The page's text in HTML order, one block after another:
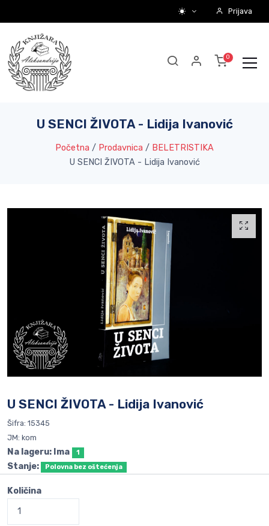
Prijava
U SENCI ŽIVOTA - Lidija Ivanović
Početna / Prodavnica / BELETRISTIKA
U SENCI ŽIVOTA - Lidija Ivanović
U SENCI ŽIVOTA - Lidija Ivanović
Šifra: 15345
JM: kom
Na lageru: Ima 1
Stanje: Polovna bez oštećenja
Količina